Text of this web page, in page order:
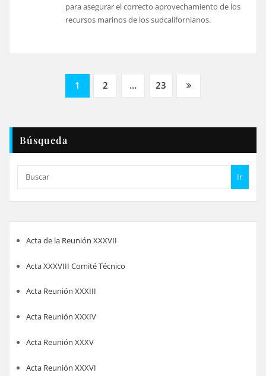
para asegurar el correcto aprovechamiento de los
recursos marinos de los sudcalifornianos.
Paginación
entradas
1 2 … 23
Búsqueda
Ir
Acta de la Reunión XXXVII
Acta XXXVIII Comité Técnico
Acta Reunión XXXIII
Acta Reunión XXXIV
Acta Reunión XXXV
Acta Reunión XXXVI